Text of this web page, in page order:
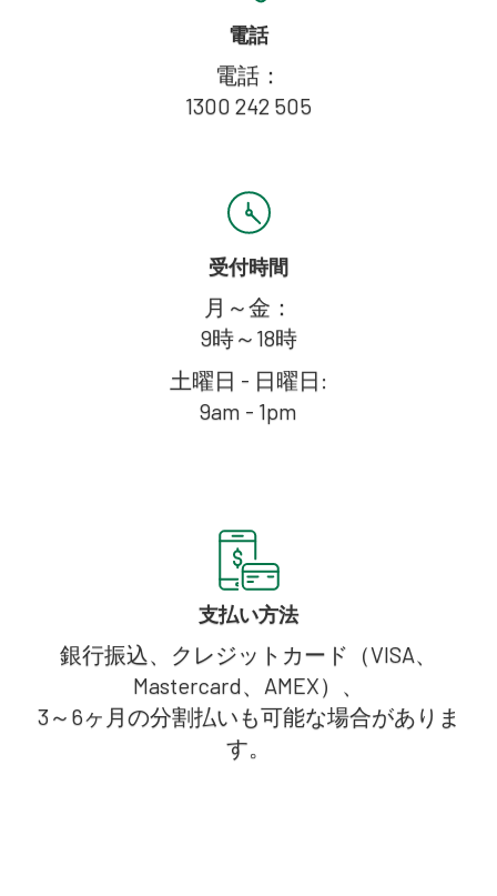
電話
電話：
1300 242 505
受付時間
月～金：
9時～18時
土曜日 - 日曜日:
9am - 1pm
支払い方法
銀行振込、クレジットカード（VISA、
Mastercard、AMEX）、
3～6ヶ月の分割払いも可能な場合がありま
す。